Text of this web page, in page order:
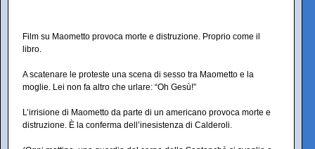
Film su Maometto provoca morte e distruzione. Proprio come il
libro.
A scatenare le proteste una scena di sesso tra Maometto e la
moglie. Lei non fa altro che urlare: “Oh Gesù!”
L’irrisione di Maometto da parte di un americano provoca morte e
distruzione. È la conferma dell’inesistenza di Calderoli.